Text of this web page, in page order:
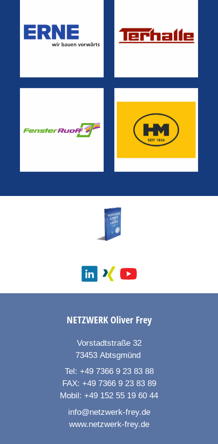
NETZWERKOliver Frey
Vorstadtstraße 32
73453 Abtsgmünd
Tel: +49 7366 9 23 83 88
FAX: +49 7366 9 23 83 89
Mobil: +49 152 55 19 60 44
info@netzwerk-frey.de
www.netzwerk-frey.de